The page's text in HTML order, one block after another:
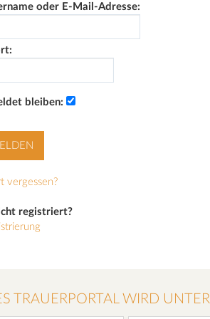
oder E-Mail-Adresse:
bleiben:
vergessen?
registriert?
TRAUERPORTAL WIRD